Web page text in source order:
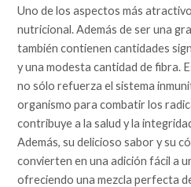
Uno de los aspectos más
nutricional. Además de ser una
también contienen cantidades
y una modesta cantidad de fibra.
no sólo refuerza el sistema
organismo para combatir los
contribuye a la salud y la
Además, su delicioso sabor y su
convierten en una adición fácil a
ofreciendo una mezcla perfecta